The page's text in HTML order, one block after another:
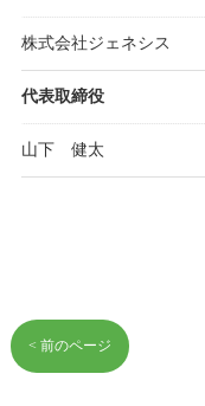
株式会社ジェネシス
代表取締役
山下 健太
< 前のページ